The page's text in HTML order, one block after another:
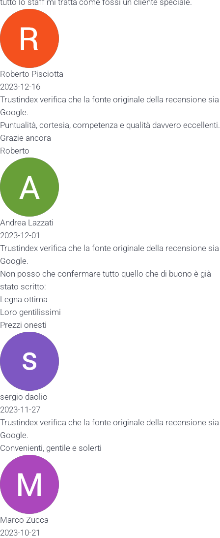
tutto lo staff mi tratta come fossi un cliente speciale.
Roberto Pisciotta
2023-12-16
Trustindex verifica che la fonte originale della recensione sia
Google.
Puntualità, cortesia, competenza e qualità davvero eccellenti.
Grazie ancora
Roberto
Andrea Lazzati
2023-12-01
Trustindex verifica che la fonte originale della recensione sia
Google.
Non posso che confermare tutto quello che di buono è già
stato scritto:
Legna ottima
Loro gentilissimi
Prezzi onesti
sergio daolio
2023-11-27
Trustindex verifica che la fonte originale della recensione sia
Google.
Convenienti, gentile e solerti
Marco Zucca
2023-10-21